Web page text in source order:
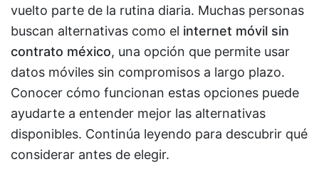
vuelto parte de la rutina diaria. Muchas personas
buscan alternativas como el internet móvil sin
contrato méxico, una opción que permite usar
datos móviles sin compromisos a largo plazo.
Conocer cómo funcionan estas opciones puede
ayudarte a entender mejor las alternativas
disponibles. Continúa leyendo para descubrir qué
considerar antes de elegir.